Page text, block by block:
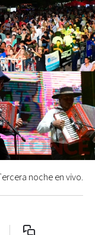
noche en vivo.